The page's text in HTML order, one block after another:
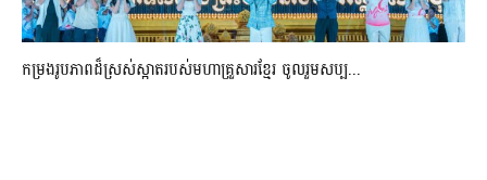
កម្រងរូបភាពដ៏ស្រស់ស្អាត​របស់មហាគ្រួសារខ្មែរ​ ចូលរួមសប្ប...